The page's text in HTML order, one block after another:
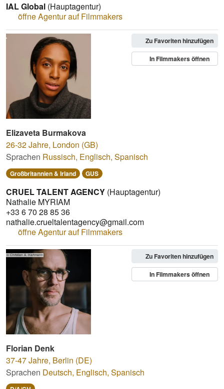
IAL Global (Hauptagentur)
öffne Agentur auf Filmmakers
Zu Favoriten hinzufügen
In Filmmakers öffnen
26-32 Jahre, London (GB)
Sprachen Russisch, Englisch, Spanisch
Großbritannien & Irland GUS
Elizaveta Burmakova
CRUEL TALENT AGENCY (Hauptagentur)
Nathalie MYRIAM
+33 6 70 28 85 36
nathalie.crueltalentagency@gmail.com
öffne Agentur auf Filmmakers
Zu Favoriten hinzufügen
In Filmmakers öffnen
© Christian A. Hartmann
37-47 Jahre, Berlin (DE)
Sprachen Deutsch, Englisch, Spanisch
Florian Denk